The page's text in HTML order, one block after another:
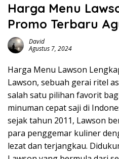
Harga Menu
Promo Terbaru
David
Agustus 7, 2024
Harga Menu Lawson
Lawson, sebuah gerai ritel
salah satu pilihan favorit
minuman cepat saji di
sejak tahun 2011, Lawson
para penggemar kuliner
lezat dan terjangkau.